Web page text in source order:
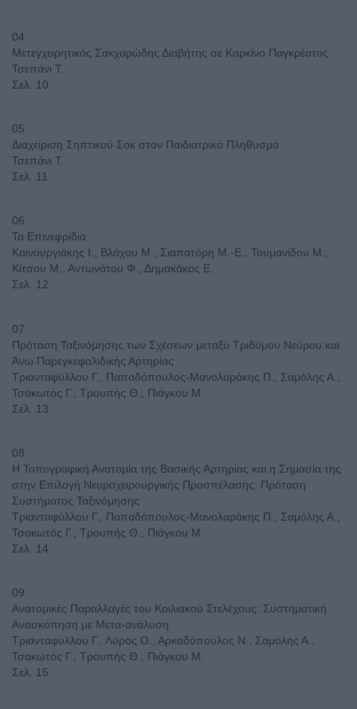
04
Μετεγχειρητικός Σακχαρώδης Διαβήτης σε Καρκίνο Παγκρέατος
Τσεπάνι Τ.
Σελ. 10
05
Διαχείριση Σηπτικού Σοκ στον Παιδιατρικό Πληθυσμό
Τσεπάνι Τ.
Σελ. 11
06
Τα Επινεφρίδια
Καινουργιάκης Ι., Βλάχου Μ., Σιαπατόρη Μ.-Ε., Τουμανίδου Μ.,
Κίτσου Μ., Αντωνάτου Φ., Δημακάκος Ε.
Σελ. 12
07
Πρόταση Ταξινόμησης των Σχέσεων μεταξύ Τριδύμου Νεύρου και
Άνω Παρεγκεφαλιδικής Αρτηρίας
Τριανταφύλλου Γ., Παπαδόπουλος-Μανολαράκης Π., Σαμόλης Α.,
Τσακωτός Γ., Τρουπής Θ., Πιάγκου Μ.
Σελ. 13
08
Η Τοπογραφική Ανατομία της Βασικής Αρτηρίας και η Σημασία της
στην Επιλογή Νευροχειρουργικής Προσπέλασης: Πρόταση
Συστήματος Ταξινόμησης
Τριανταφύλλου Γ., Παπαδόπουλος-Μανολαράκης Π., Σαμόλης Α.,
Τσακωτός Γ., Τρουπής Θ., Πιάγκου Μ.
Σελ. 14
09
Ανατομικές Παραλλαγές του Κοιλιακού Στελέχους: Συστηματική
Ανασκόπηση με Μετα-ανάλυση
Τριανταφύλλου Γ., Λύρος Ο., Αρκαδόπουλος Ν., Σαμόλης Α.,
Τσακωτός Γ., Τρουπής Θ., Πιάγκου Μ.
Σελ. 15